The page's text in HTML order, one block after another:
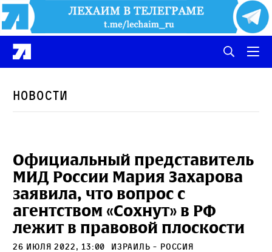
Новости
Официальный представитель
МИД России Мария Захарова
заявила, что вопрос с
агентством «Сохнут» в РФ
лежит в правовой плоскости
26 июля 2022, 13:00 Израиль - Россия